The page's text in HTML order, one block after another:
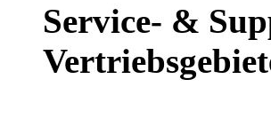
Service- &